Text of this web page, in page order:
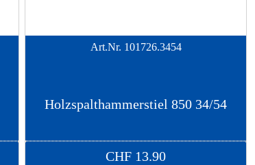
Art.Nr. 101726.3454
Holzspalthammerstiel 850 34/54
CHF 13.90